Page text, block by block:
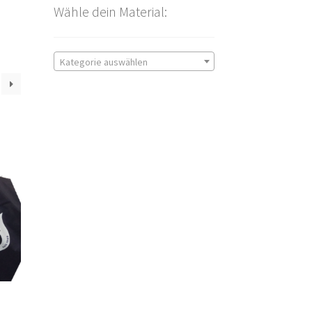
Wähle dein Material:
Kategorie auswählen